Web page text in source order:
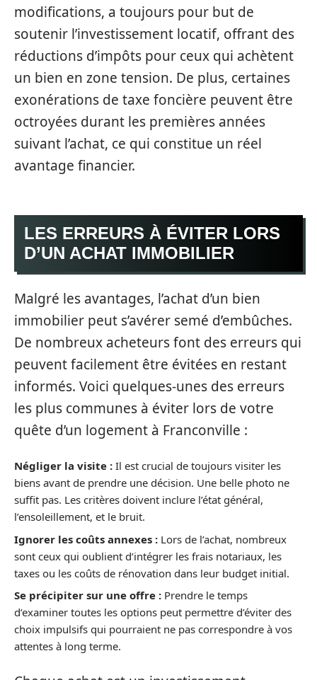
modifications, a toujours pour but de
soutenir l’investissement locatif, offrant des
réductions d’impôts pour ceux qui achètent
un bien en zone tension. De plus, certaines
exonérations de taxe foncière peuvent être
octroyées durant les premières années
suivant l’achat, ce qui constitue un réel
avantage financier.
LES ERREURS À ÉVITER LORS
D’UN ACHAT IMMOBILIER
Malgré les avantages, l’achat d’un bien
immobilier peut s’avérer semé d’embûches.
De nombreux acheteurs font des erreurs qui
peuvent facilement être évitées en restant
informés. Voici quelques-unes des erreurs
les plus communes à éviter lors de votre
quête d’un logement à Franconville :
Négliger la visite : Il est crucial de toujours visiter les
biens avant de prendre une décision. Une belle photo ne
suffit pas. Les critères doivent inclure l’état général,
l’ensoleillement, et le bruit.
Ignorer les coûts annexes : Lors de l’achat, nombreux
sont ceux qui oublient d’intégrer les frais notariaux, les
taxes ou les coûts de rénovation dans leur budget initial.
Se précipiter sur une offre : Prendre le temps
d’examiner toutes les options peut permettre d’éviter des
choix impulsifs qui pourraient ne pas correspondre à vos
attentes à long terme.